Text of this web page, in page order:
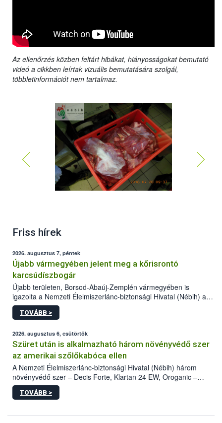
Az ellenőrzés közben feltárt hibákat, hiányosságokat bemutató
videó a cikkben leírtak vizuális bemutatására szolgál,
többletinformációt nem tartalmaz.
Friss hírek
2026. augusztus 7, péntek
Újabb vármegyében jelent meg a kőrisrontó
karcsúdíszbogár
Újabb területen, Borsod-Abaúj-Zemplén vármegyében is
igazolta a Nemzeti Élelmiszerlánc-biztonsági Hivatal (Nébih) a
kőrisrontó karcsúdíszbogár (Agrilus planipennis) jelenlétét. A
kártevőt nem csak színcsapdában találták meg, de már fertőzött
az intenzív felderítést, emellett az intézkedéseket a szlovák
hatósággal is összehangolják a terjedés megállítása érdekében.
TOVÁBB >
2026. augusztus 6, csütörtök
Szüret után is alkalmazható három növényvédő szer
az amerikai szőlőkabóca ellen
A Nemzeti Élelmiszerlánc-biztonsági Hivatal (Nébih) három
növényvédő szer – Decis Forte, Klartan 24 EW, Oroganic –
engedélyokiratát módosította, így azok a szüretet követően,
egészen a vesszőérettség (BBCH 91) stádiumáig
érésű szőlőkben is legyen lehetőség a károsító elleni további
TOVÁBB >